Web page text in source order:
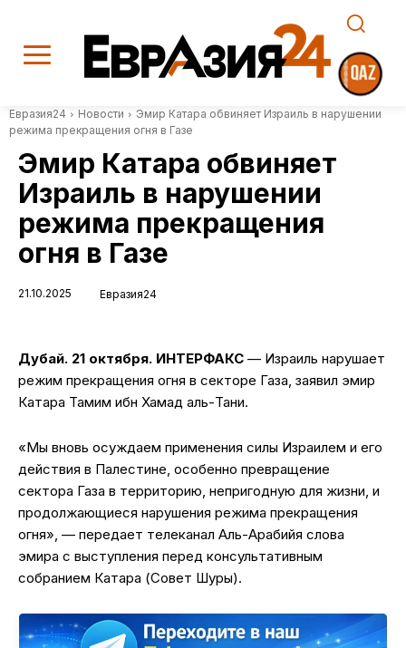
Евразия24 Новости
Эмир Катара обвиняет Израиль в нарушении
режима прекращения огня в Газе
Эмир Катара обвиняет
Израиль в нарушении
режима прекращения
огня в Газе
21.10.2025 Евразия24
Дубай. 21 октября. ИНТЕРФАКС — Израиль нарушает
режим прекращения огня в секторе Газа, заявил эмир
Катара Тамим ибн Хамад аль-Тани.
«Мы вновь осуждаем применения силы Израилем и его
действия в Палестине, особенно превращение
сектора Газа в территорию, непригодную для жизни, и
продолжающиеся нарушения режима прекращения
огня», — передает телеканал Аль-Арабийя слова
эмира с выступления перед консультативным
собранием Катара (Совет Шуры).